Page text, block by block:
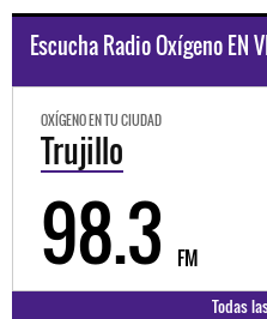
Escucha Radio Oxígeno EN
OXÍGENO EN TU CIUDAD
Trujillo
98.3 FM
Todas